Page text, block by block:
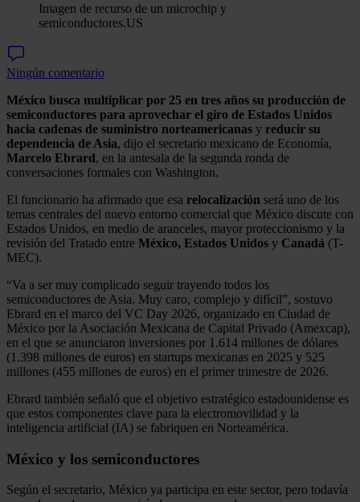
Imagen de recurso de un microchip y
semiconductores.US
Ningún comentario
México busca multiplicar por 25 en tres años su producción de
semiconductores para aprovechar el giro de Estados Unidos
hacia cadenas de suministro norteamericanas y reducir su
dependencia de Asia, dijo el secretario mexicano de Economía,
Marcelo Ebrard, en la antesala de la segunda ronda de
conversaciones formales con Washington.
El funcionario ha afirmado que esa relocalización será uno de los
temas centrales del nuevo entorno comercial que México discute con
Estados Unidos, en medio de aranceles, mayor proteccionismo y la
revisión del Tratado entre México, Estados Unidos y Canadá (T-
MEC).
“Va a ser muy complicado seguir trayendo todos los
semiconductores de Asia. Muy caro, complejo y difícil”, sostuvo
Ebrard en el marco del VC Day 2026, organizado en Ciudad de
México por la Asociación Mexicana de Capital Privado (Amexcap),
en el que se anunciaron inversiones por 1.614 millones de dólares
(1.398 millones de euros) en startups mexicanas en 2025 y 525
millones (455 millones de euros) en el primer trimestre de 2026.
Ebrard también señaló que el objetivo estratégico estadounidense es
que estos componentes clave para la electromovilidad y la
inteligencia artificial (IA) se fabriquen en Norteamérica.
México y los semiconductores
Según el secretario, México ya participa en este sector, pero todavía